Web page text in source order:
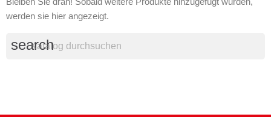
werden sie hier angezeigt.
search